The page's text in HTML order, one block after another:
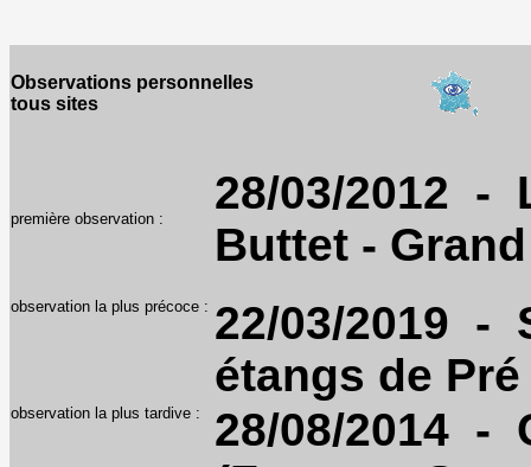
Observations personnelles
tous sites
première observation :
28/03/2012 -
Buttet -
observation la plus précoce : 22/03/2019 -
étangs de
observation la plus tardive :
28/08/2014 -